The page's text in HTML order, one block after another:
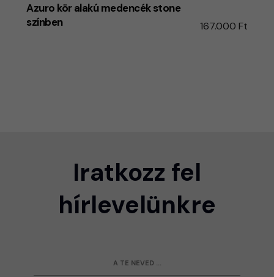
Azuro kör alakú medencék stone
színben
167.000 Ft
Iratkozz fel
hírlevelünkre